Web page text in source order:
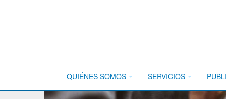
QUIÉNES SOMOS SERVICIOS